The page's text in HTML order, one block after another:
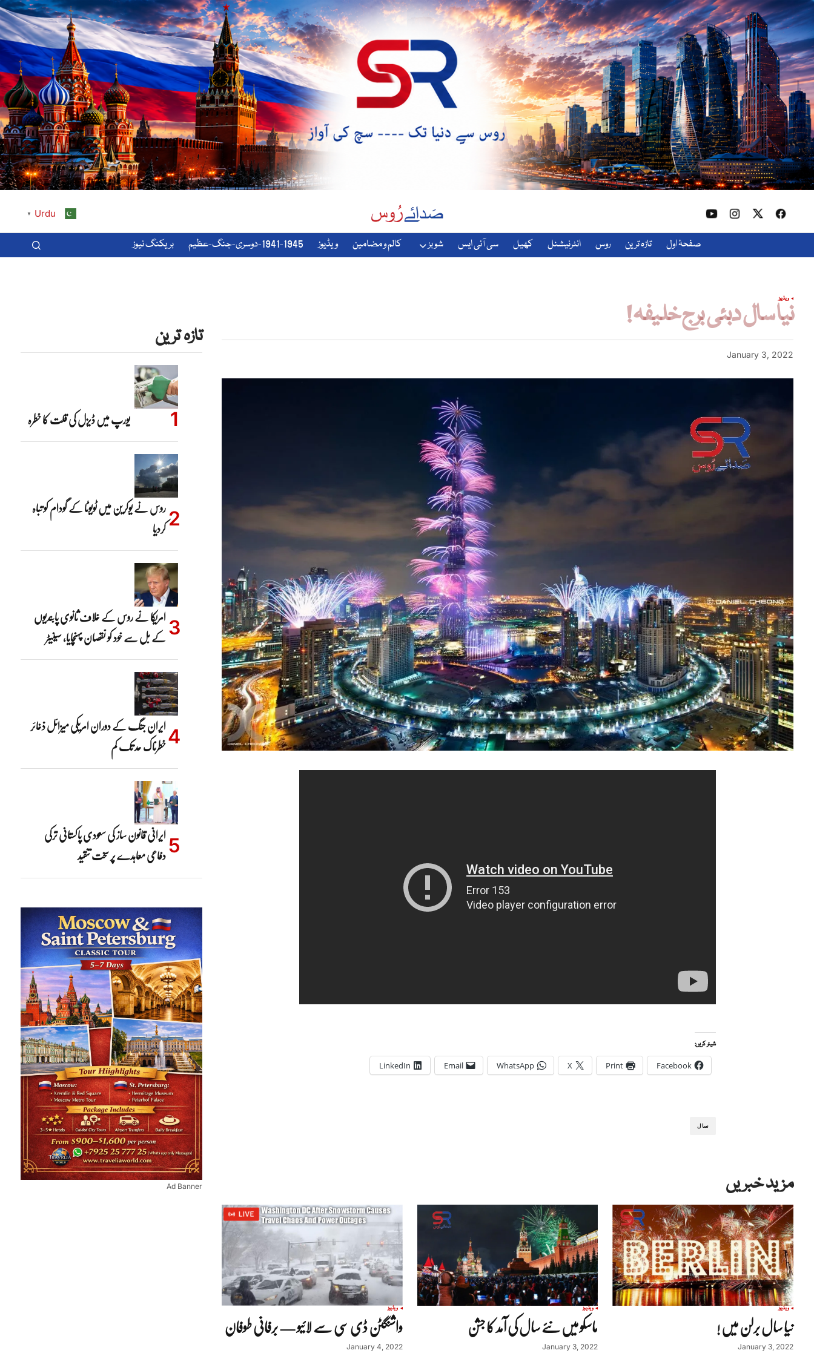
Urdu
▼
صفحۂ اول تازہ ترین روس انٹرنیشنل کھیل سی آئی ایس شوبز کالم و مضامین ویڈیوز 1941-1945-دوسری-جنگ-عظیم بریکنگ نیوز
ویڈیوز
نیا سال دبئی برج خلیفہ !
January 3, 2022
شیئر کریں:
Facebook
Print
X
WhatsApp
Email
LinkedIn
سال
مزید خبریں
ویڈیوز
نیا سال برلن میں !
January 3, 2022
ویڈیوز
ماسکو میں نئے سال کی آمد کا جشن
January 3, 2022
ویڈیوز
واشنگٹن ڈی سی سے لائیو — برفانی طوفان
January 4, 2022
تازہ ترین
یورپ میں ڈیزل کی قلت کا خطرہ
روس نے یوکرین میں ٹویوٹا کے گودام کو تباہ
کردیا
امریکا نے روس کے خلاف ثانوی پابندیوں
کے بل سے خود کو نقصان پہنچایا، سینیٹر
ایران جنگ کے دوران امریکی میزائل ذخائر
خطرناک حد تک کم
ایرانی قانون ساز کی سعودی پاکستانی ترکی
دفاعی معاہدے پر سخت تنقید
Ad Banner